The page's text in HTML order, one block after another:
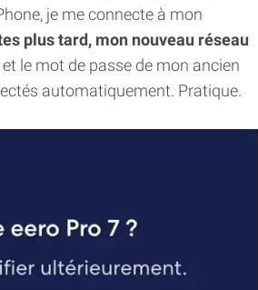
je me connecte à mon
plus tard, mon nouveau réseau
et le mot de passe de mon ancien
automatiquement. Pratique.